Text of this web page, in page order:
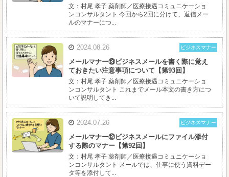
文：村尾 孝子 薬剤師／医療接遇コミュニケーショ
ンコンサルタント 今回から2回に分けて、返信メー
ルのマナーにつ...
2024.08.26 ビジネスマナー
メールマナー⑬ビジネスメールを書く際に覚え
ておきたい注意事項について【第93回】
文：村尾 孝子 薬剤師／医療接遇コミュニケーショ
ンコンサルタント これまでメール本文の書き方につ
いて説明してき...
2024.07.26 ビジネスマナー
メールマナー⑫ビジネスメールにファイル添付
する際のマナー【第92回】
文：村尾 孝子 薬剤師／医療接遇コミュニケーショ
ンコンサルタント メールでは、仕事に使う資料デー
タ等を添付して...